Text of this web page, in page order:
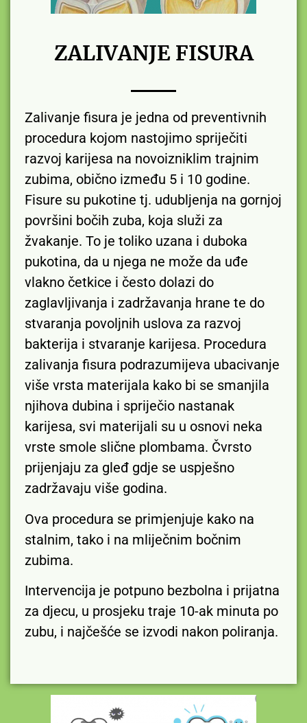
ZALIVANJE FISURA
Zalivanje fisura je jedna od preventivnih
procedura kojom nastojimo spriječiti
razvoj karijesa na novoizniklim trajnim
zubima, obično između 5 i 10 godine.
Fisure su pukotine tj. udubljenja na gornjoj
površini bočih zuba, koja služi za
žvakanje. To je toliko uzana i duboka
pukotina, da u njega ne može da uđe
vlakno četkice i često dolazi do
zaglavljivanja i zadržavanja hrane te do
stvaranja povoljnih uslova za razvoj
bakterija i stvaranje karijesa. Procedura
zalivanja fisura podrazumijeva ubacivanje
više vrsta materijala kako bi se smanjila
njihova dubina i spriječio nastanak
karijesa, svi materijali su u osnovi neka
vrste smole slične plombama. Čvrsto
prijenjaju za gleđ gdje se uspješno
zadržavaju više godina.
Ova procedura se primjenjuje kako na
stalnim, tako i na mliječnim bočnim
zubima.
Intervencija je potpuno bezbolna i prijatna
za djecu, u prosjeku traje 10-ak minuta po
zubu, i najčešće se izvodi nakon poliranja.